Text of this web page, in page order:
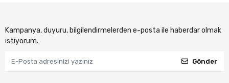
Kampanya, duyuru, bilgilendirmelerden e-posta ile haberdar olmak
istiyorum.
Gönder